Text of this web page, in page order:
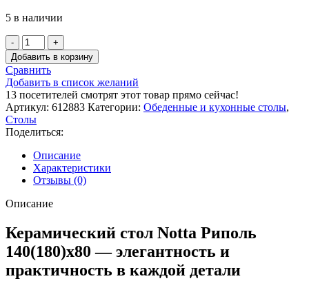
5 в наличии
Количество
товара
Керамический
стол
Notta
Риполь
140(180)х80
черный
мрамор
shakespeare
black
/
черный
Добавить в корзину
Сравнить
Добавить в список желаний
13 посетителей смотрят этот товар прямо сейчас!
Артикул: 612883 Категории: Обеденные и кухонные столы,
Столы
Поделиться:
Описание
Характеристики
Отзывы (0)
Описание
Керамический стол Notta Риполь
140(180)х80 — элегантность и
практичность в каждой детали